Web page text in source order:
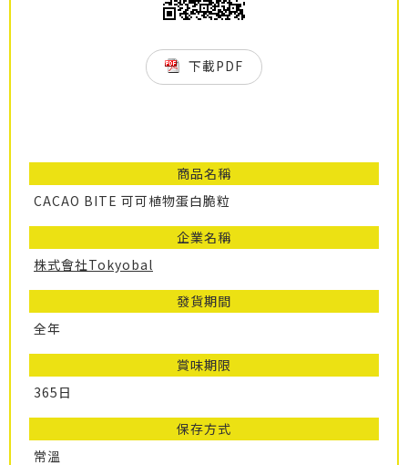
下載PDF
商品名稱
CACAO BITE 可可植物蛋白脆粒
企業名稱
株式會社Tokyobal
發貨期間
全年
賞味期限
365日
保存方式
常溫